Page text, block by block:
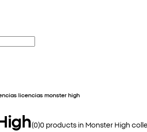
licencias monster high
(0)0 products in Monster High